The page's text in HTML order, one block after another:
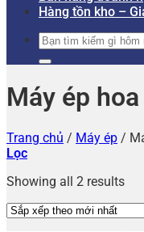
Hàng tồn kho –
Tìm
kiếm:
Máy ép
Trang chủ / Máy ép /
Lọc
Showing all 2 results